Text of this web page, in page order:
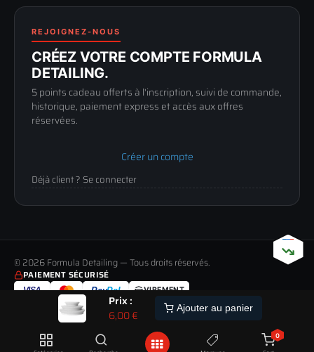
Prix :
6,00€ Ajouter au panier
0
TOUS LES MODES DE LIVRAISON
POUR CETTE COMMANDE :
MOYENS DE PAIEMENT ACCEPTÉS
PAIEMENT 100% SÉCURISÉ
JUSQU'À 60 JOURS POUR CHANGER D'AVIS
SATISFAIT OU REMBOURSÉ
PREVENU
Politique de retour
Conditions générales
Mentions légales
Confidentialité
89100 SENS
03 73 61 02 02
Lun-Ven
9h-12h / 14h-17h
REJOIGNEZ-NOUS
CRÉEZ VOTRE COMPTE FORMULA
DETAILING.
5 points cadeau offerts à l'inscription, suivi de commande,
historique, paiement express et accès aux offres
réservées.
Créer un compte
Déjà client ? Se connecter
PAIEMENT SÉCURISÉ
VISA PayPal VIREMENT
© 2026 Formula Detailing — Tous droits réservés.